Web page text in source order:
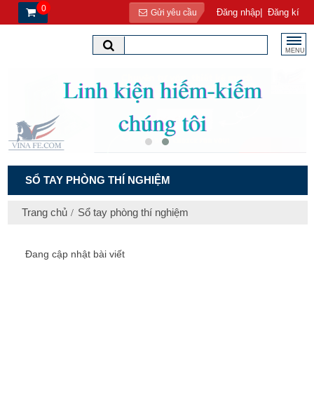
0 Gửi yêu cầu Đăng nhập| Đăng kí
MENU
SỔ TAY PHÒNG THÍ NGHIỆM
Trang chủ Sổ tay phòng thí nghiệm
Đang cập nhật bài viết